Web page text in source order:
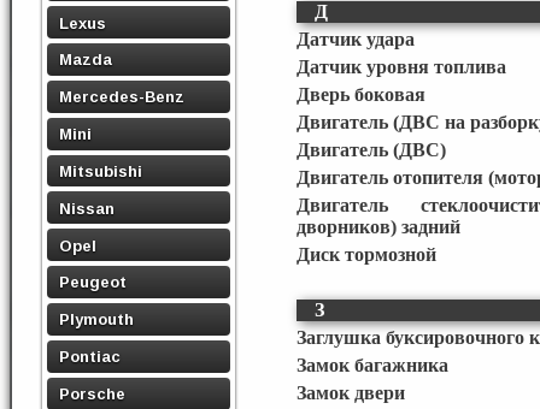
Lexus
Mazda
Mercedes-Benz
Mini
Mitsubishi
Nissan
Opel
Peugeot
Plymouth
Pontiac
Porsche
Д
Датчик удара
Датчик уровня топлива
Дверь боковая
Двигатель (ДВС на
Двигатель (ДВС)
Двигатель отопителя
Двигатель
дворников) задний
Диск тормозной
З
Заглушка буксировочного
Замок багажника
Замок двери